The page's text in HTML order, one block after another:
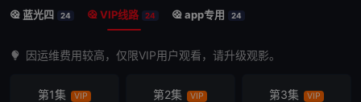
 蓝光四 24  VIP线路 24  app专用 24
因运维费用较高，仅限VIP用户观看，请升级观影。
第1集 VIP 第2集 VIP 第3集 VIP